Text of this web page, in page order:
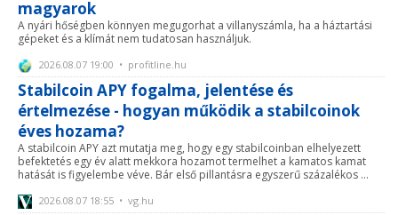
magyarok
A nyári hőségben könnyen megugorhat a villanyszámla, ha a háztartási
gépeket és a klímát nem tudatosan használjuk.
2026.08.07 19:00 • profitline.hu
Stabilcoin APY fogalma, jelentése és
értelmezése - hogyan működik a stabilcoinok
éves hozama?
A stabilcoin APY azt mutatja meg, hogy egy stabilcoinban elhelyezett
befektetés egy év alatt mekkora hozamot termelhet a kamatos kamat
hatását is figyelembe véve. Bár első pillantásra egyszerű százalékos ...
2026.08.07 18:55 • vg.hu